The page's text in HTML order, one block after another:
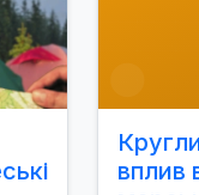
вплив